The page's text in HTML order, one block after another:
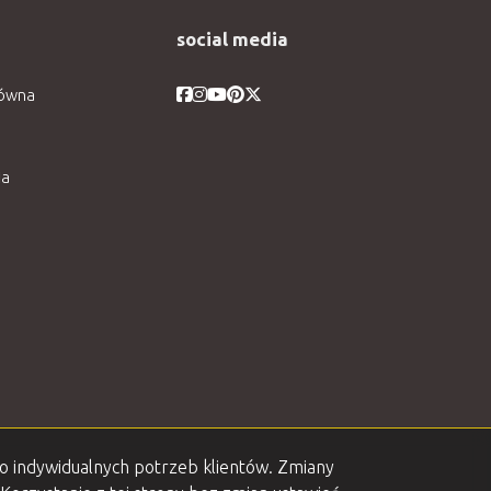
social media
Facebook
Facebook
Facebook
Facebook
Facebook
indywidualnych potrzeb klientów. Zmiany